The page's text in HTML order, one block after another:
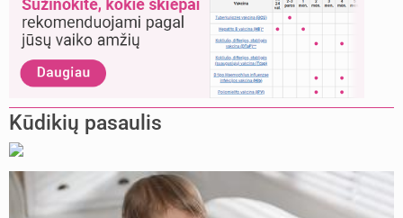
Kūdikių pasaulis